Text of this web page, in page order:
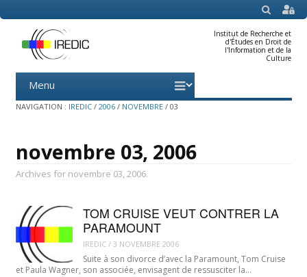
SEARCH
Institut de Recherche et
d'Études en Droit de
l'Information et de la
Culture
Menu
content
NAVIGATION : IREDIC / 2006 / NOVEMBRE / 03
novembre 03, 2006
Archives for novembre 03, 2006.
TOM CRUISE VEUT CONTRER LA
PARAMOUNT
IREDIC/ 3 NOVEMBRE 2006
Suite à son divorce d’avec la Paramount, Tom Cruise
et Paula Wagner, son associée, envisagent de ressusciter la…